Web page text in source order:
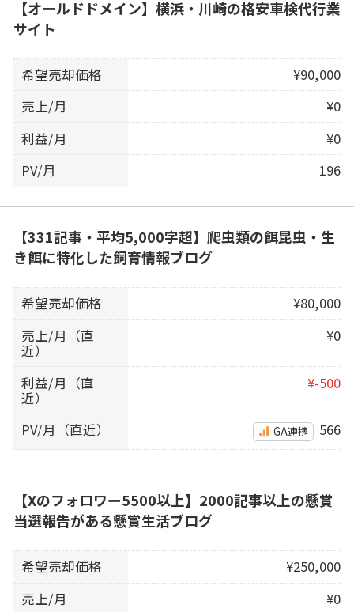
【オールドドメイン】横浜・川崎の格安車検代行業
サイト
希望売却価格
¥90,000
売上/月
¥0
利益/月
¥0
PV/月
196
【331記事・平均5,000字超】爬虫類の餌昆虫・生
き餌に特化した飼育情報ブログ
希望売却価格
¥80,000
売上/月（直
近）
¥0
利益/月（直
近）
¥-500
PV/月（直近） GA連携 566
【Xのフォロワー5500以上】2000記事以上の懸賞
当選報告がある懸賞生活ブログ
希望売却価格
¥250,000
売上/月
¥0